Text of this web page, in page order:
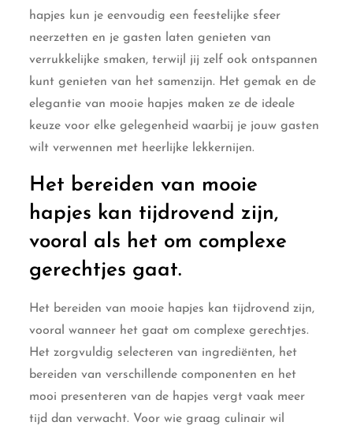
hapjes kun je eenvoudig een feestelijke sfeer
neerzetten en je gasten laten genieten van
verrukkelijke smaken, terwijl jij zelf ook ontspannen
kunt genieten van het samenzijn. Het gemak en de
elegantie van mooie hapjes maken ze de ideale
keuze voor elke gelegenheid waarbij je jouw gasten
wilt verwennen met heerlijke lekkernijen.
Het bereiden van mooie
hapjes kan tijdrovend zijn,
vooral als het om complexe
gerechtjes gaat.
Het bereiden van mooie hapjes kan tijdrovend zijn,
vooral wanneer het gaat om complexe gerechtjes.
Het zorgvuldig selecteren van ingrediënten, het
bereiden van verschillende componenten en het
mooi presenteren van de hapjes vergt vaak meer
tijd dan verwacht. Voor wie graag culinair wil